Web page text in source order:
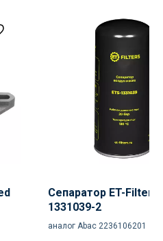
Сепаратор ET-Filters
1331039-2
аналог Abac 2236106201
РУС ПМПО ГА
область, г.